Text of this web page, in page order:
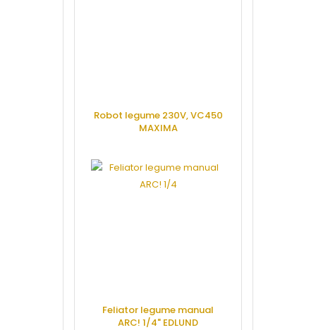
Robot legume 230V, VC450
MAXIMA
Feliator legume manual
ARC! 1/4" EDLUND